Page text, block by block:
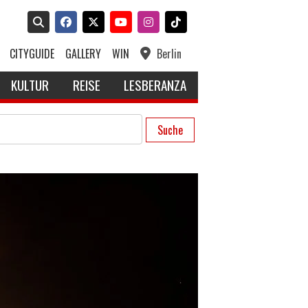
CITYGUIDE GALLERY WIN Berlin
KULTUR REISE LESBERANZA